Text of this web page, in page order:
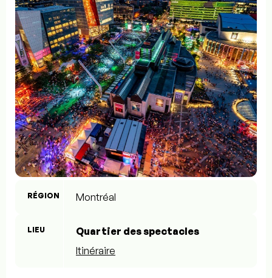
RÉGION Montréal
LIEU
Quartier des spectacles
Itinéraire